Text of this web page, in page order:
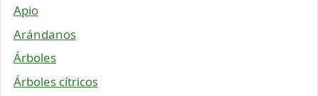
Apio
Arándanos
Árboles
Árboles cítricos